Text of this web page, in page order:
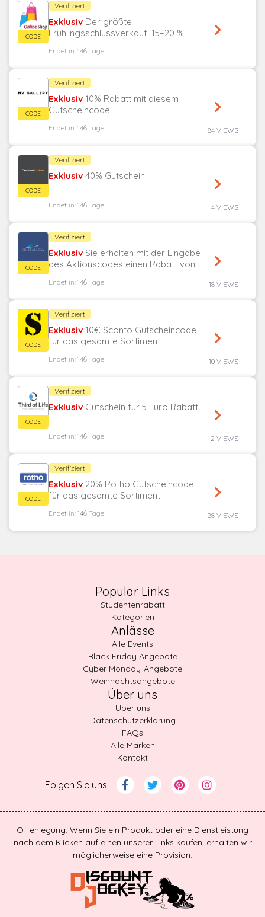
Verifiziert
Exklusiv
Frühlingsschlussverkauf! 15–20 %
Promocode
Endet in: 146 Tage
Verifiziert
Exklusiv
Gutscheincode
Endet in: 146 Tage 84 VIEWS
Verifiziert
Exklusiv 40% Gutschein
Endet in: 146 Tage 4 VIEWS
Verifiziert
Exklusiv
des Aktionscodes einen Rabatt von
Endet in: 146 Tage 18 VIEWS
Verifiziert
Exklusiv
für das gesamte Sortiment
Endet in: 146 Tage 10 VIEWS
Verifiziert
Exklusiv Gutschein für 5 Euro Rabatt
Endet in: 146 Tage 2 VIEWS
Verifiziert
Exklusiv
für das gesamte Sortiment
Endet in: 146 Tage 28 VIEWS
Popular Links
Studentenrabatt
Kategorien
Anlässe
Alle Events
Black Friday Angebote
Cyber Monday-Angebote
Weihnachtsangebote
Über uns
Über uns
Datenschutzerklärung
FAQs
Alle Marken
Kontakt
Folgen Sie uns
Offenlegung: Wenn Sie ein Produkt oder eine Dienstleistung
nach dem Klicken auf einen unserer Links kaufen, erhalten wir
möglicherweise eine Provision.